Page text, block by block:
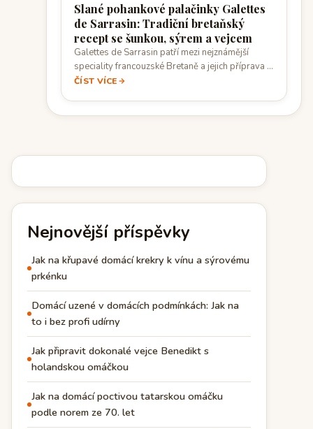
Slané pohankové palačinky Galettes
de Sarrasin: Tradiční bretaňský
recept se šunkou, sýrem a vejcem
Galettes de Sarrasin patří mezi nejznámější
speciality francouzské Bretaně a jejich příprava je
překvapivě…
ČÍST VÍCE
Nejnovější příspěvky
Jak na křupavé domácí krekry k vínu a sýrovému
prkénku
Domácí uzené v domácích podmínkách: Jak na
to i bez profi udírny
Jak připravit dokonalé vejce Benedikt s
holandskou omáčkou
Jak na domácí poctivou tatarskou omáčku
podle norem ze 70. let